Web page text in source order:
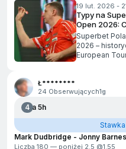
na koniec 19 lut. 2026 -
Typy na
Open 2026:
Ratajski da
radości?
Superbet
2026 –
European
na początek
Ł********
24 Obserwujących1g
4Za 5h
Stawka
Mark Dudbridge - Jonny Barnes
Liczba 180 — poniżej 2.5 @1.55